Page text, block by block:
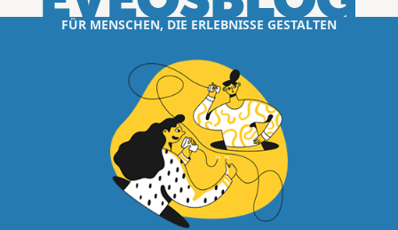
FÜR MENSCHEN, DIE ERLEBNISSE GESTALTEN